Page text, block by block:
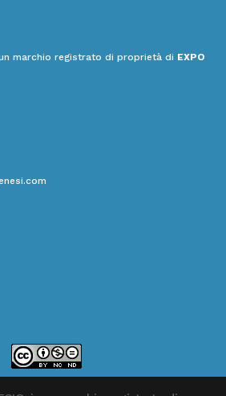
marchio registrato di proprietà di EXPO